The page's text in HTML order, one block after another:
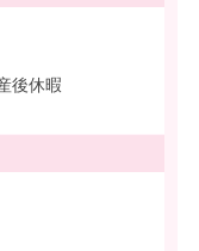
後休暇